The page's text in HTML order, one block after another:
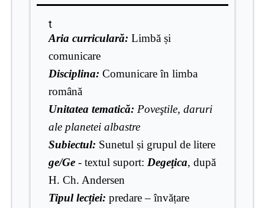
t
Aria curriculară: Limbă și
comunicare
Disciplina: Comunicare în limba
română
Unitatea tematică: Poveştile, daruri
ale planetei albastre
Subiectul: Sunetul și grupul de litere
ge/Ge - textul suport: Degeţica, după
H. Ch. Andersen
Tipul lecției: predare – învățare